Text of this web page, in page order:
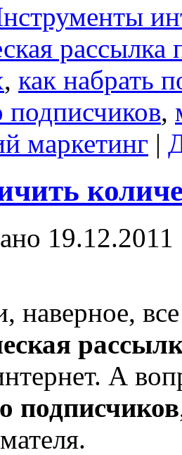
рассылка
, как набрать
подписчиков,
маркетинг |
19.12.2011
наверное,
А
подписчиков